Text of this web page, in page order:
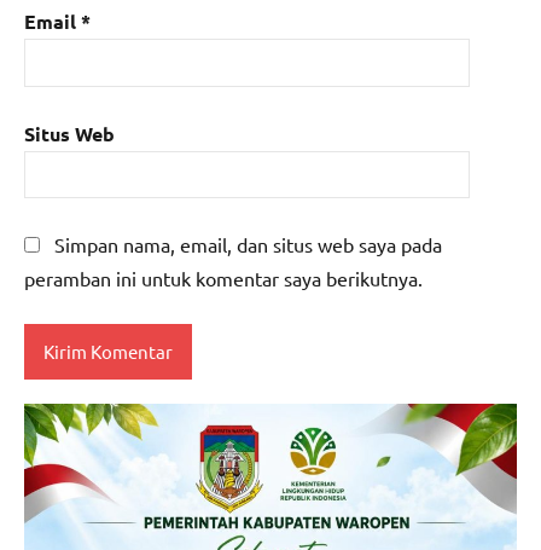
Email*
Situs Web
Simpan nama, email, dan situs web saya pada
peramban ini untuk komentar saya berikutnya.